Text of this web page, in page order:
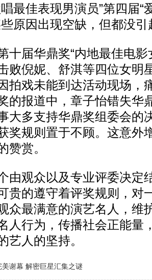
最佳表现男演员”第四届“
些原因出现空缺，但都没
届华鼎奖“内地最佳电影
败倪妮、舒淇等四位女明
拍戏未能到达活动现场，
的报道中，章子怡错失华
大多支持华鼎奖组委会
奖规则置于不顾。这意外
赞赏。
观众以及专业评委决定
贵的遵守着评奖规则，对
众最满意的演艺名人，维
人行为，传播社会正能量
艺人的坚持。
谢幕 解密巨星汇集之谜